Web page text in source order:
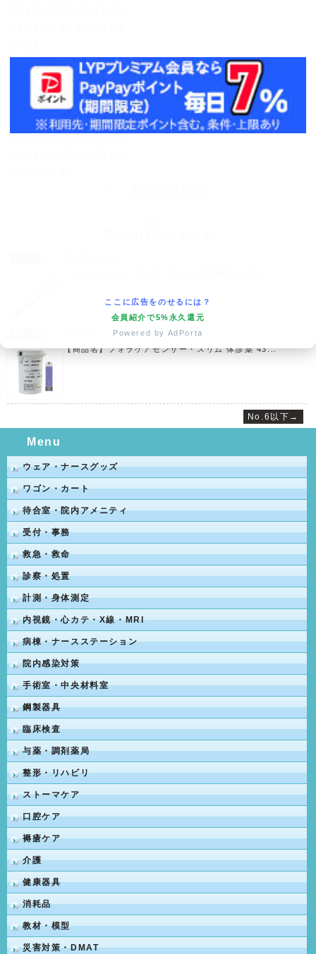
翌月(2026年9月)
火 水 木 金 土
1
2 3 4
5
8 9 1011 12
13141516171819
フォラケアセンサ...
【商品名】フォラケアセンサー・スリム 体診薬 43...
No.6以下→
Menu
ウェア・ナースグッズ
ワゴン・カート
待合室・院内アメニティ
受付・事務
救急・救命
診察・処置
計測・身体測定
内視鏡・心カテ・X線・MRI
病棟・ナースステーション
院内感染対策
手術室・中央材料室
鋼製器具
臨床検査
与薬・調剤薬局
整形・リハビリ
ストーマケア
口腔ケア
褥瘡ケア
介護
健康器具
消耗品
教材・模型
災害対策・DMAT
ここに広告をのせるには？
会員紹介で5%永久還元
Powered by AdPorta